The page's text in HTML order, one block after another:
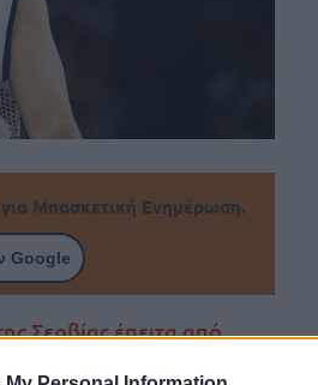
Μπασκετική Ενημέρωση.
Google
Σερβίας έπειτα από
να παίξει στο